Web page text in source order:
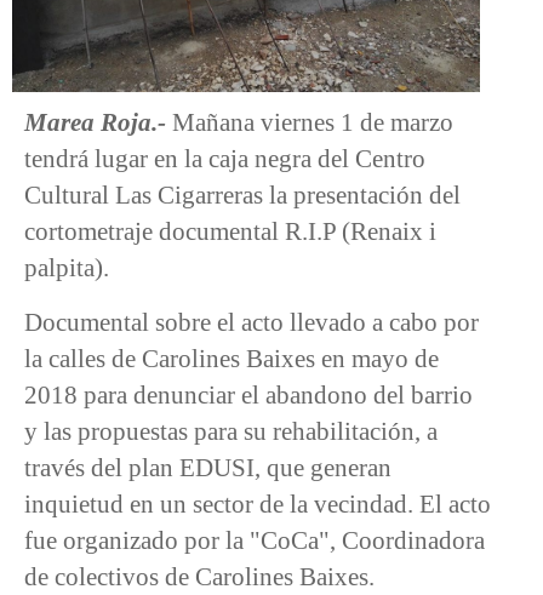
Marea Roja.- Mañana viernes 1 de marzo
tendrá lugar en la caja negra del Centro
Cultural Las Cigarreras la presentación del
cortometraje documental R.I.P (Renaix i
palpita).
Documental sobre el acto llevado a cabo por
la calles de Carolines Baixes en mayo de
2018 para denunciar el abandono del barrio
y las propuestas para su rehabilitación, a
través del plan EDUSI, que generan
inquietud en un sector de la vecindad. El acto
fue organizado por la "CoCa", Coordinadora
de colectivos de Carolines Baixes.